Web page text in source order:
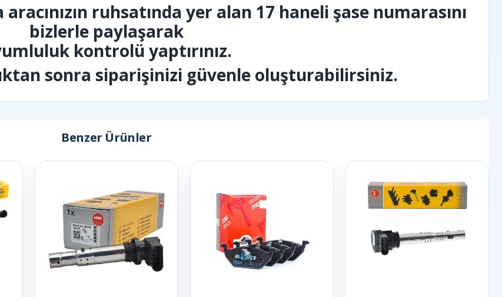
ruhsatında yer alan 17 haneli şase numarasını
bizlerle paylaşarak
kontrolü yaptırınız.
sonra siparişinizi güvenle oluşturabilirsiniz.
Benzer Ürünler